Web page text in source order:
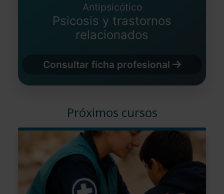
Antipsicótico
Psicosis y trastornos
relacionados
Consultar ficha profesional
Próximos cursos